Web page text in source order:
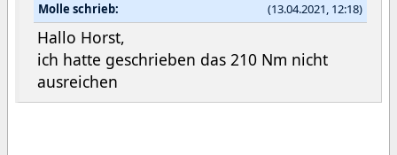
(13.04.2021, 12:18)
Molle schrieb:
Hallo Horst,
ich hatte geschrieben das 210 Nm nicht
ausreichen